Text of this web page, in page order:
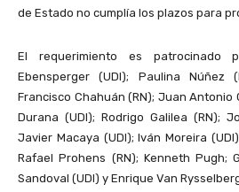
de Estado no cumplía los plazos para
El requerimiento es patrocinado
Ebensperger (UDI); Paulina Núñez
Francisco Chahuán (RN); Juan Antonio
Durana (UDI); Rodrigo Galilea (RN);
Javier Macaya (UDI); Iván Moreira
Rafael Prohens (RN); Kenneth Pugh;
Sandoval (UDI) y Enrique Van